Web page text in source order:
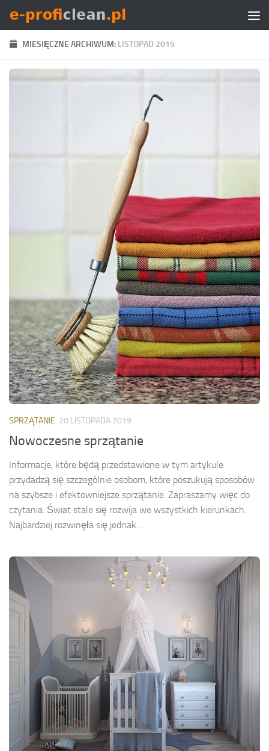
Skip to content
MIESIĘCZNE ARCHIWUM: LISTOPAD 2019
SPRZĄTANIE 20 LISTOPADA 2019
Nowoczesne sprzątanie
Informacje, które będą przedstawione w tym artykule
przydadzą się szczególnie osobom, które poszukują sposobów
na szybsze i efektowniejsze sprzątanie. Zapraszamy więc do
czytania. Świat stale się rozwija we wszystkich kierunkach.
Najbardziej rozwinęła się jednak...